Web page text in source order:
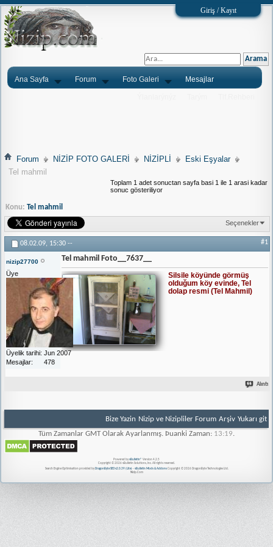
Giriş / Kayıt
Ana Sayfa Forum Foto Galeri Mesajlar
Forum NİZİP FOTO GALERİ NİZİPLİ
Eski Eşyalar
Tel mahmil
Toplam 1 adet sonuctan sayfa basi 1 ile 1 arasi kadar
sonuc gösteriliyor
Konu: Tel mahmil
Seçenekler
08.02.09, 15:30 -- #1
nizip27700
Üye
Üyelik tarihi Jun 2007
Mesajlar
478
Tel mahmil Foto__7637__
Silsile köyünde görmüş
olduğum köy evinde, Tel
dolap resmi (Tel Mahmil)
Alıntı
Bize Yazin Nizip ve Nizipliler Forum Arşiv Yukarı git
Tüm Zamanlar GMT Olarak Ayarlanmış. Þuanki Zaman: 13:19.
Powered by vBulletin® Version 4.2.5
Copyright © 2026 vBulletin Solutions, Inc. All rights reserved.
Search Engine Optimisation provided by DragonByte SEO v2.0.39 (Lite)- vBulletin Mods & AddonsCopyright © 2026 DragonByte Technologies Ltd.
Nizip.Com